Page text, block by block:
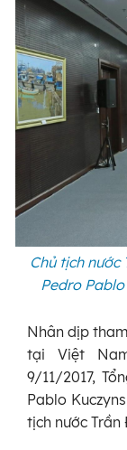
Chủ tịch
Pedro
Nhân dịp
tại Việt
9/11/2017,
Pablo
tịch nước Trần